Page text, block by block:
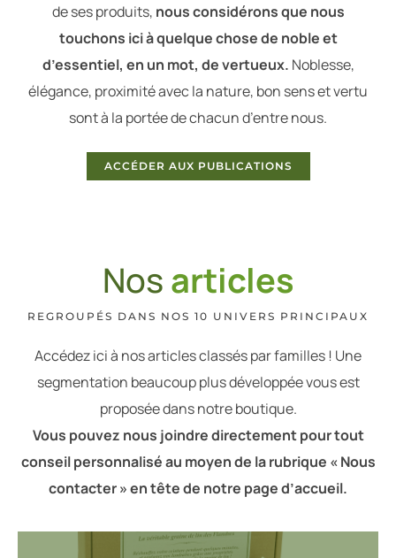
de ses produits, nous considérons que nous
touchons ici à quelque chose de noble et
d’essentiel, en un mot, de vertueux. Noblesse,
élégance, proximité avec la nature, bon sens et vertu
sont à la portée de chacun d’entre nous.
ACCÉDER AUX PUBLICATIONS
Nosarticles
REGROUPÉS DANS NOS 10 UNIVERS PRINCIPAUX
Accédez ici à nos articles classés par familles ! Une
segmentation beaucoup plus développée vous est
proposée dans notre boutique.
Vous pouvez nous joindre directement pour tout
conseil personnalisé au moyen de la rubrique « Nous
contacter » en tête de notre page d’accueil.